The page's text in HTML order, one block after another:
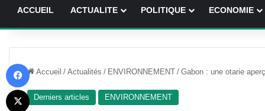
ACCUEIL ACTUALITE POLITIQUE ECONOMIE
Accueil / Actualités / ENVIRONNEMENT / Gabon : une otarie
Derniers articles ENVIRONNEMENT
X